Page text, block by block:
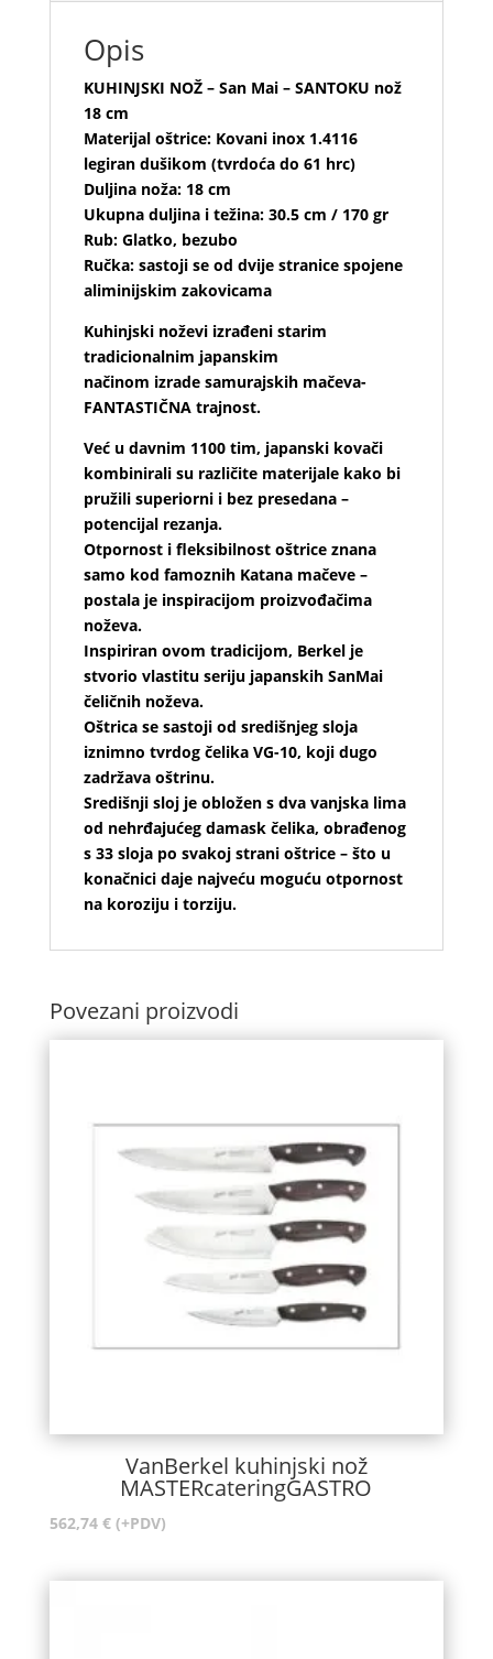
Opis
KUHINJSKI NOŽ – San Mai – SANTOKU nož
18 cm
Materijal oštrice: Kovani inox 1.4116
legiran dušikom (tvrdoća do 61 hrc)
Duljina noža: 18 cm
Ukupna duljina i težina: 30.5 cm / 170 gr
Rub: Glatko, bezubo
Ručka: sastoji se od dvije stranice spojene
aliminijskim zakovicama
Kuhinjski noževi izrađeni starim
tradicionalnim japanskim
načinom izrade samurajskih mačeva-
FANTASTIČNA trajnost.
Već u davnim 1100 tim, japanski kovači
kombinirali su različite materijale kako bi
pružili superiorni i bez presedana –
potencijal rezanja.
Otpornost i fleksibilnost oštrice znana
samo kod famoznih Katana mačeve –
postala je inspiracijom proizvođačima
noževa.
Inspiriran ovom tradicijom, Berkel je
stvorio vlastitu seriju japanskih SanMai
čeličnih noževa.
Oštrica se sastoji od središnjeg sloja
iznimno tvrdog čelika VG-10, koji dugo
zadržava oštrinu.
Središnji sloj je obložen s dva vanjska lima
od nehrđajućeg damask čelika, obrađenog
s 33 sloja po svakoj strani oštrice – što u
konačnici daje najveću moguću otpornost
na koroziju i torziju.
Povezani proizvodi
VanBerkel kuhinjski nož
MASTERcateringGASTRO
562,74 € (+PDV)